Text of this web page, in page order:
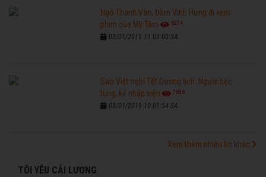
Ngô Thanh Vân, Đàm Vĩnh Hưng đi xem
phim của Mỹ Tâm
6274
03/01/2019 11:03:00 SA
Sao Việt nghỉ Tết Dương lịch: Người tiệc
tùng, kẻ nhập viện
7686
03/01/2019 10:01:54 SA
Xem thêm nhiều tin khác
TÔI YÊU CẢI LƯƠNG